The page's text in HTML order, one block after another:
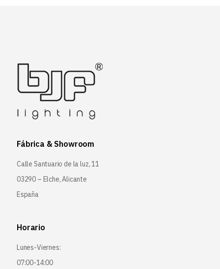
Fábrica & Showroom
Calle Santuario de la luz, 11
03290 – Elche, Alicante
España
Horario
Lunes-Viernes:
07:00-14:00